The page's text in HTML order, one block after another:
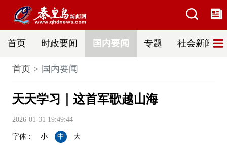
首页 时政要闻 国内要闻 专题 社会新闻
首页 国内要闻
天天学习｜这首军歌越山海
2026-01-31 19:49:44
字体： 小 中 大